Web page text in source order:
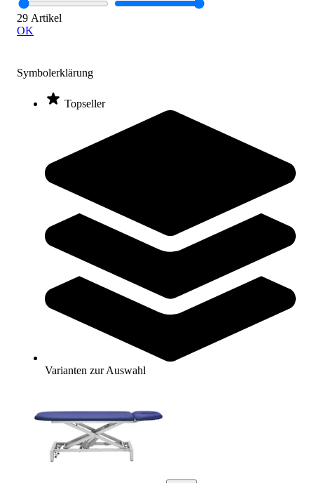
29 Artikel
OK
Symbolerklärung
Topseller
Varianten zur Auswahl
ab 2.749,00 €
Zum Produkt
Varianten zur Auswahl
Längere Lieferzeit
Therapieliege Extension
Varianten zur Auswahl
Längere Lieferzeit